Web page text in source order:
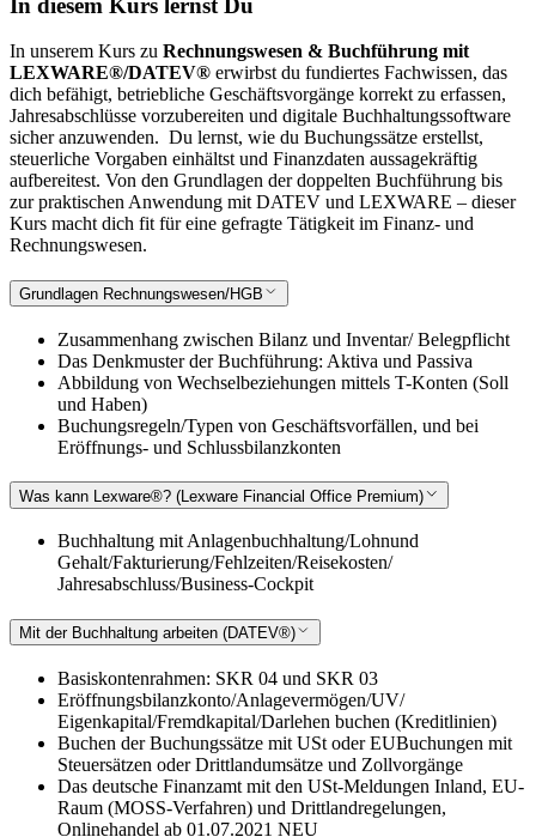
In diesem Kurs lernst Du
In unserem Kurs zu Rechnungswesen & Buchführung mit
LEXWARE®/DATEV® erwirbst du fundiertes Fachwissen, das
dich befähigt, betriebliche Geschäftsvorgänge korrekt zu erfassen,
Jahresabschlüsse vorzubereiten und digitale Buchhaltungssoftware
sicher anzuwenden. Du lernst, wie du Buchungssätze erstellst,
steuerliche Vorgaben einhältst und Finanzdaten aussagekräftig
aufbereitest. Von den Grundlagen der doppelten Buchführung bis
zur praktischen Anwendung mit DATEV und LEXWARE – dieser
Kurs macht dich fit für eine gefragte Tätigkeit im Finanz- und
Rechnungswesen.
Grundlagen Rechnungswesen/HGB
Zusammenhang zwischen Bilanz und Inventar/ Belegpflicht
Das Denkmuster der Buchführung: Aktiva und Passiva
Abbildung von Wechselbeziehungen mittels T-Konten (Soll
und Haben)
Buchungsregeln/Typen von Geschäftsvorfällen, und bei
Eröffnungs- und Schlussbilanzkonten
Was kann Lexware®? (Lexware Financial Office Premium)
Buchhaltung mit Anlagenbuchhaltung/Lohnund
Gehalt/Fakturierung/Fehlzeiten/Reisekosten/
Jahresabschluss/Business-Cockpit
Mit der Buchhaltung arbeiten (DATEV®)
Basiskontenrahmen: SKR 04 und SKR 03
Eröffnungsbilanzkonto/Anlagevermögen/UV/
Eigenkapital/Fremdkapital/Darlehen buchen (Kreditlinien)
Buchen der Buchungssätze mit USt oder EUBuchungen mit
Steuersätzen oder Drittlandumsätze und Zollvorgänge
Das deutsche Finanzamt mit den USt-Meldungen Inland, EU-
Raum (MOSS-Verfahren) und Drittlandregelungen,
Onlinehandel ab 01.07.2021 NEU